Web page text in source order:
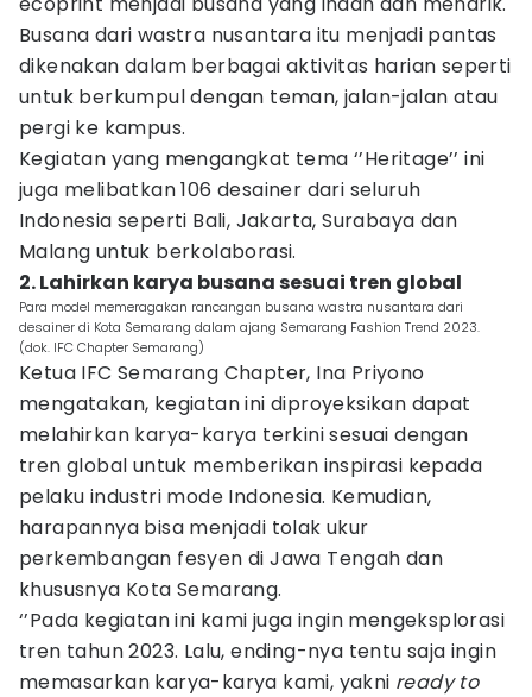
Busana dari wastra nusantara itu menjadi pantas
dikenakan dalam berbagai aktivitas harian seperti
untuk berkumpul dengan teman, jalan-jalan atau
pergi ke kampus.
Kegiatan yang mengangkat tema ‘’Heritage’’ ini
juga melibatkan 106 desainer dari seluruh
Indonesia seperti Bali, Jakarta, Surabaya dan
Malang untuk berkolaborasi.
2. Lahirkan karya busana sesuai tren global
Para model memeragakan rancangan busana wastra nusantara dari
desainer di Kota Semarang dalam ajang Semarang Fashion Trend 2023.
(dok. IFC Chapter Semarang)
Ketua IFC Semarang Chapter, Ina Priyono
mengatakan, kegiatan ini diproyeksikan dapat
melahirkan karya-karya terkini sesuai dengan
tren global untuk memberikan inspirasi kepada
pelaku industri mode Indonesia. Kemudian,
harapannya bisa menjadi tolak ukur
perkembangan fesyen di Jawa Tengah dan
khususnya Kota Semarang.
‘’Pada kegiatan ini kami juga ingin mengeksplorasi
tren tahun 2023. Lalu, ending-nya tentu saja ingin
memasarkan karya-karya kami, yakni ready to